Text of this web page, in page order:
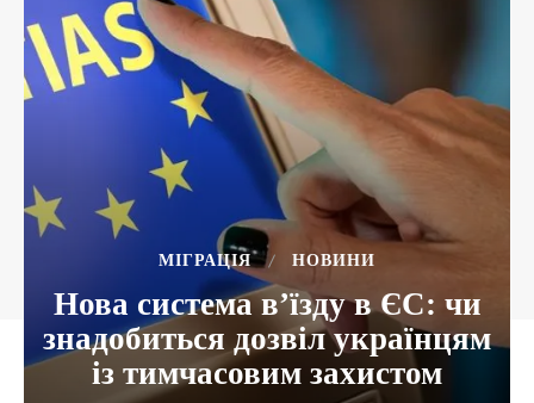
МІГРАЦІЯ НОВИНИ
Нова система в’їзду в ЄС: чи
знадобиться дозвіл українцям
із тимчасовим захистом